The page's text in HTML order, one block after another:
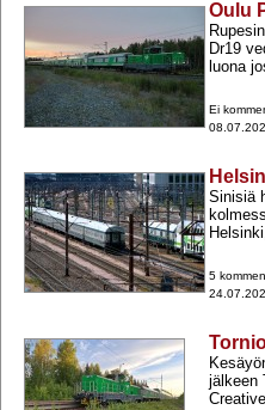
Oulu
Dr19
luona
Ei
Sinisiä
5
jälkeen